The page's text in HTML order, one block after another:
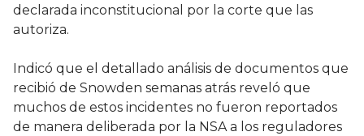
declarada inconstitucional por la corte que las
autoriza.
Indicó que el detallado análisis de documentos que
recibió de Snowden semanas atrás reveló que
muchos de estos incidentes no fueron reportados
de manera deliberada por la NSA a los reguladores